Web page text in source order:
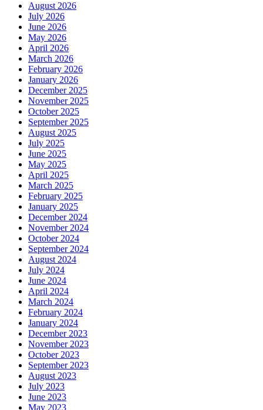
August 2026
July 2026
June 2026
May 2026
April 2026
March 2026
February 2026
January 2026
December 2025
November 2025
October 2025
September 2025
August 2025
July 2025
June 2025
May 2025
April 2025
March 2025
February 2025
January 2025
December 2024
November 2024
October 2024
September 2024
August 2024
July 2024
June 2024
April 2024
March 2024
February 2024
January 2024
December 2023
November 2023
October 2023
September 2023
August 2023
July 2023
June 2023
May 2023